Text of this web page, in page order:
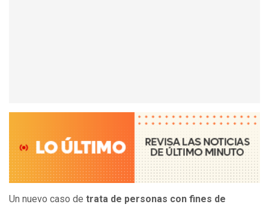
Un nuevo caso de trata de personas con fines de